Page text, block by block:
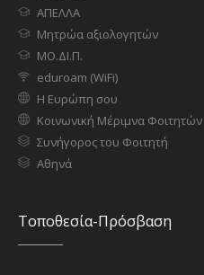
ΑΠΕΛΛΑ
Μητρώα αξιολογητών
ΜΟ.ΔΙ.Π.
eduroam (WiFi)
Η Ευρώπη σου
Κοινωνική Μέριμνα Φοιτητών
Συνήγορος του Φοιτητή
Αθηνά
Τοποθεσία-Πρόσβαση